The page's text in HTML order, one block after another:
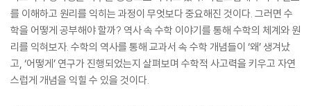
를 이해하고 원리를 익히는 과정이 무엇보다 중요해진 것이다. 그러면 수
학을 어떻게 공부해야 할까? 역사 속 수학 이야기를 통해 수학의 체계와 원
리를 익혀보자. 수학의 역사를 통해 교과서 속 수학 개념들이 ‘왜’ 생겨났
고, ‘어떻게’ 연구가 진행되었는지 살펴보며 수학적 사고력을 키우고 자연
스럽게 개념을 익힐 수 있을 것이다.